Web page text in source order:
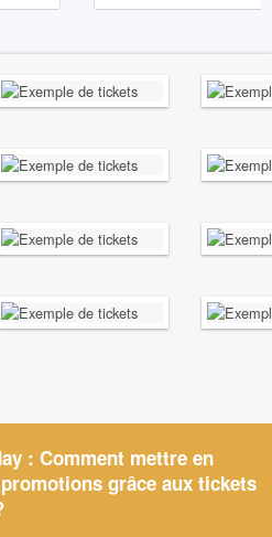
: Comment mettre en
grâce aux tickets